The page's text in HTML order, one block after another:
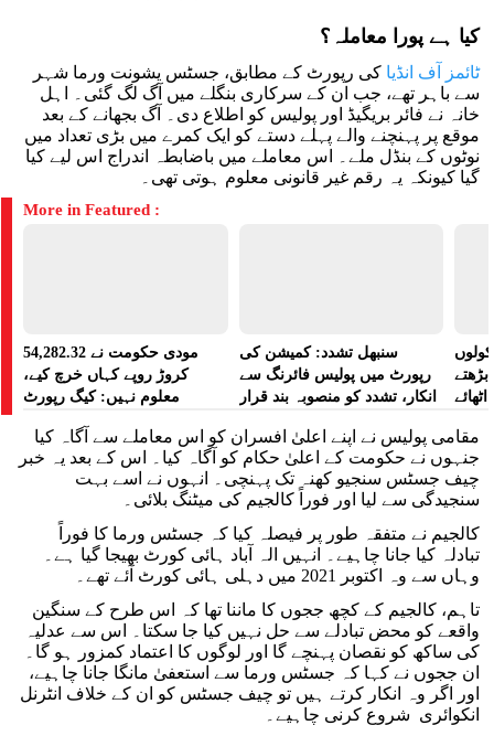
کیا ہے پورا معاملہ؟
ٹائمز آف انڈیا کی رپورٹ کے مطابق، جسٹس یشونت ورما شہر
سے باہر تھے، جب ان کے سرکاری بنگلے میں آگ لگ گئی۔ اہل
خانہ نے فائر بریگیڈ اور پولیس کو اطلاع دی۔ آگ بجھانے کے بعد
موقع پر پہنچنے والے پہلے دستے کو ایک کمرے میں بڑی تعداد میں
نوٹوں کے بنڈل ملے۔ اس معاملے میں باضابطہ اندراج اس لیے کیا
گیا کیونکہ یہ رقم غیر قانونی معلوم ہوتی تھی۔
More in Featured :
مودی حکومت نے 54,282.32
کروڑ روپے کہاں خرچ کیے،
معلوم نہیں: کیگ رپورٹ
سنبھل تشدد: کمیشن کی
رپورٹ میں پولیس فائرنگ سے
انکار، تشدد کو منصوبہ بند قرار
مقامی پولیس نے اپنے اعلیٰ افسران کو اس معاملے سے آگاہ کیا
جنہوں نے حکومت کے اعلیٰ حکام کو آگاہ کیا۔ اس کے بعد یہ خبر
چیف جسٹس سنجیو کھنہ تک پہنچی۔ انہوں نے اسے بہت
سنجیدگی سے لیا اور فوراً کالجیم کی میٹنگ بلائی۔
کالجیم نے متفقہ طور پر فیصلہ کیا کہ جسٹس ورما کا فوراً
تبادلہ کیا جانا چاہیے۔ انہیں الہ آباد ہائی کورٹ بھیجا گیا ہے۔
وہاں سے وہ اکتوبر 2021 میں دہلی ہائی کورٹ آئے تھے۔
تاہم، کالجیم کے کچھ ججوں کا ماننا تھا کہ اس طرح کے سنگین
واقعے کو محض تبادلے سے حل نہیں کیا جا سکتا۔ اس سے عدلیہ
کی ساکھ کو نقصان پہنچے گا اور لوگوں کا اعتماد کمزور ہو گا۔
ان ججوں نے کہا کہ جسٹس ورما سے استعفیٰ مانگا جانا چاہیے،
اور اگر وہ انکار کرتے ہیں تو چیف جسٹس کو ان کے خلاف انٹرنل
انکوائری شروع کرنی چاہیے۔